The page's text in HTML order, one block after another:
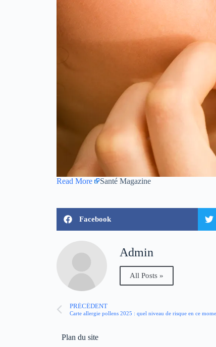
Read More Santé Magazine
Facebook
Admin
All Posts »
PRÉCÉDENT
Carte allergie pollens 2025 : quel niveau de risque en ce
Plan du site